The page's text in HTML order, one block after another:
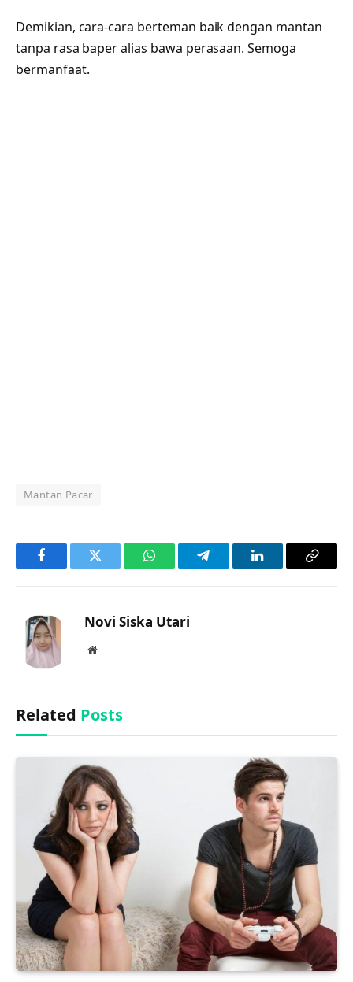
Demikian, cara-cara berteman baik dengan mantan
tanpa rasa baper alias bawa perasaan. Semoga
bermanfaat.
Mantan Pacar
FacebookTwitter WhatsAppTelegramLinkedInCopy
Novi Siska Utari
Website
Related Posts